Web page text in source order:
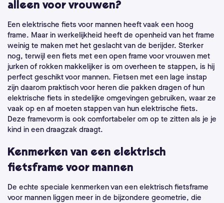
alleen voor vrouwen?
Een elektrische fiets voor mannen heeft vaak een hoog
frame. Maar in werkelijkheid heeft de openheid van het frame
weinig te maken met het geslacht van de berijder. Sterker
nog, terwijl een fiets met een open frame voor vrouwen met
jurken of rokken makkelijker is om overheen te stappen, is hij
perfect geschikt voor mannen. Fietsen met een lage instap
zijn daarom praktisch voor heren die pakken dragen of hun
elektrische fiets in stedelijke omgevingen gebruiken, waar ze
vaak op en af moeten stappen van hun elektrische fiets.
Deze framevorm is ook comfortabeler om op te zitten als je je
kind in een draagzak draagt.
Kenmerken van een elektrisch
fietsframe voor mannen
De echte speciale kenmerken van een elektrisch fietsframe
voor mannen liggen meer in de bijzondere geometrie, die